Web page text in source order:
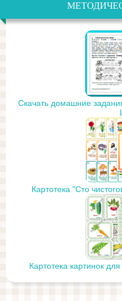
Скачать домашние
Картотека "Сто
Картотека картинок